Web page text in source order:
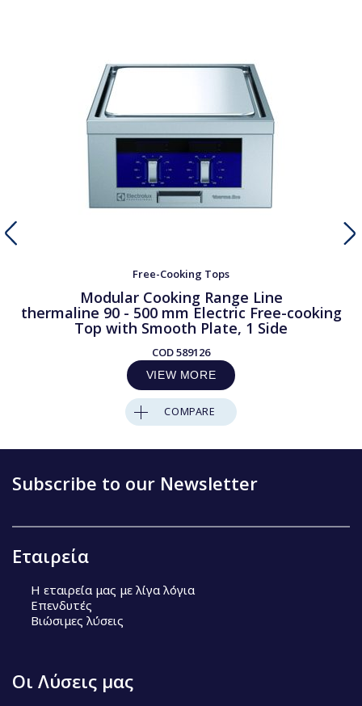
Free-Cooking Tops
Modular Cooking Range Line
thermaline 90 - 500 mm Electric Free-cooking
Top with Smooth Plate, 1 Side
COD589126
VIEW MORE
COMPARE
Subscribe to our Newsletter
Εταιρεία
Η εταιρεία μας με λίγα λόγια
Επενδυτές
Βιώσιμες λύσεις
Οι Λύσεις μας